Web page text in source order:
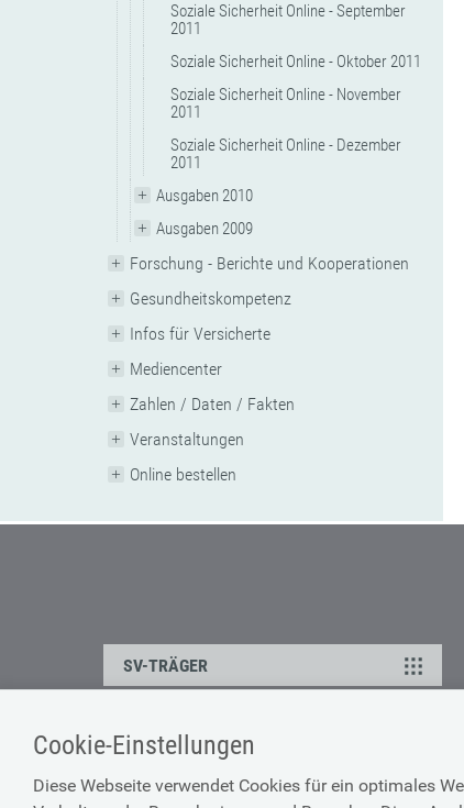
Cookie-Einstellungen
Diese Webseite verwendet Cookies für ein optimales
Soziale Sicherheit Online - September
2011
Soziale Sicherheit Online - Oktober 2011
Soziale Sicherheit Online - November
2011
Soziale Sicherheit Online - Dezember
2011
Ausgaben 2010
Ausgaben 2009
Forschung - Berichte und Kooperationen
Gesundheitskompetenz
Infos für Versicherte
Mediencenter
Zahlen / Daten / Fakten
Veranstaltungen
Online bestellen
SV-TRÄGER
ÜBER UNS
Kontakt